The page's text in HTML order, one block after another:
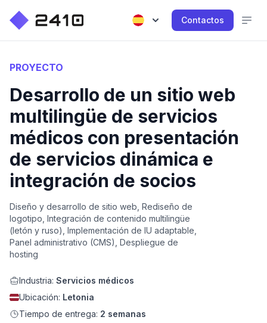
Contactos
PROYECTO
Desarrollo de un sitio web
multilingüe de servicios
médicos con presentación
de servicios dinámica e
integración de socios
Diseño y desarrollo de sitio web, Rediseño de
logotipo, Integración de contenido multilingüe
(letón y ruso), Implementación de IU adaptable,
Panel administrativo (CMS), Despliegue de
hosting
Industria: Servicios médicos
Ubicación: Letonia
Tiempo de entrega: 2 semanas